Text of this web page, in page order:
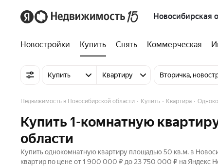
Новосибирская
Новостройки Купить Снять Коммерческая
Купить Квартиру Вторичка,
Недвижимость в Новосибирской области Купить Квартира
Купить 1-комнатную
области
Купить однокомнатную квартиру площадью 50 кв.м. в
квартир по цене от 1 900 000 ₽ до 23 750 000 ₽ на Яндекс